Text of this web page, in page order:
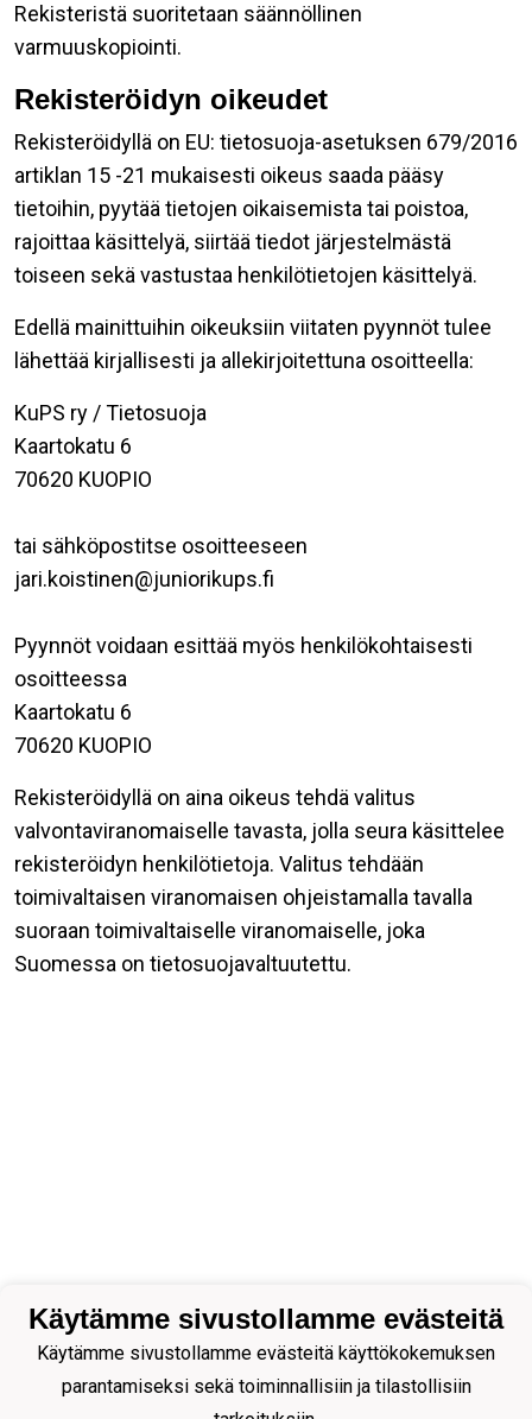
Rekisteristä suoritetaan säännöllinen
varmuuskopiointi.
Rekisteröidyn oikeudet
Rekisteröidyllä on EU: tietosuoja-asetuksen 679/2016
artiklan 15 -21 mukaisesti oikeus saada pääsy
tietoihin, pyytää tietojen oikaisemista tai poistoa,
rajoittaa käsittelyä, siirtää tiedot järjestelmästä
toiseen sekä vastustaa henkilötietojen käsittelyä.
Edellä mainittuihin oikeuksiin viitaten pyynnöt tulee
lähettää kirjallisesti ja allekirjoitettuna osoitteella:
KuPS ry / Tietosuoja
Kaartokatu 6
70620 KUOPIO
tai sähköpostitse osoitteeseen
jari.koistinen@juniorikups.fi
Pyynnöt voidaan esittää myös henkilökohtaisesti
osoitteessa
Kaartokatu 6
70620 KUOPIO
Rekisteröidyllä on aina oikeus tehdä valitus
valvontaviranomaiselle tavasta, jolla seura käsittelee
rekisteröidyn henkilötietoja. Valitus tehdään
toimivaltaisen viranomaisen ohjeistamalla tavalla
suoraan toimivaltaiselle viranomaiselle, joka
Suomessa on tietosuojavaltuutettu.
Käytämme sivustollamme evästeitä
Käytämme sivustollamme evästeitä käyttökokemuksen
parantamiseksi sekä toiminnallisiin ja tilastollisiin